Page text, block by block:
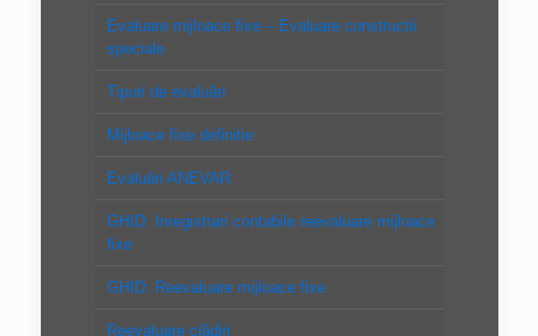
Evaluare mijloace fixe – Evaluare constructii
speciale
Tipuri de evaluări
Mijloace fixe definitie
Evaluări ANEVAR
GHID: Inregistrari contabile reevaluare mijloace
fixe
GHID: Reevaluare mijloace fixe
Reevaluare clădiri